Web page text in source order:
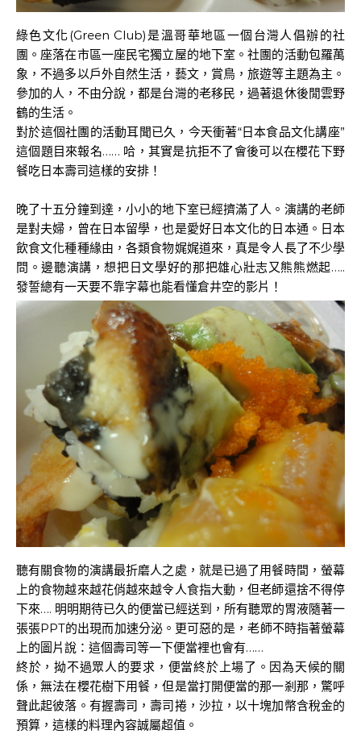
綠色文化(Green Club)是溫哥華地區一個台灣人倡辦的社
團。座落在市區一座民宅獨立屋的地下室。社團的活動包羅萬
象，不過多以戶外自然生活，藝文，賞鳥，旅遊等主題為主。
參加的人，不由分說，都是台灣的老移民，過著退休後閒雲野
鶴的生活。
對於這個社團的活動耳聞已久，今天衝著“日本食品文化講座”
這個題目來報名…… 哈，其實是抗拒不了會後可以在櫻花下野
餐吃日本壽司這樣的安排！
晚了十五分鐘到達，小小的地下室已經擠滿了人。演講的老師
是對夫婦，曾在日本留學，也是愛好日本文化的日本通。日本
飲食文化種種緣由，各類食物娓娓道來，真是令人長了不少學
問。邊聽演講，想把日文學好的那把雄心壯志又熊熊燃起…..
發誓總有一天要不靠字幕也能看懂倉井空的影片！
聽有關食物的演講最折磨人之處，就是已過了用餐時間，螢幕
上的食物越來越花俏越來越令人食指大動，但老師還捨不得停
下來…. 明明期待已久的便當已經送到，所有聽眾的胃液隨著一
張張PPT的出現而加速分泌。更可惡的是，老師不時指著螢幕
上的圖片說：這個壽司等一下便當裡也會有……
終於，拗不過眾人的要求，便當終於上場了。因為天候的關
係，無法在櫻花樹下用餐，但是當打開便當的那一剎那，驚呼
聲此起彼落。有握壽司，壽司捲，沙拉，以十塊加幣含稅金的
預算，這樣的料理內容誠屬超值。